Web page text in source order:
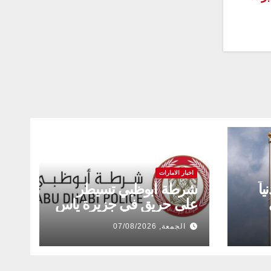
11 مدنياً
اخبار الامارات
شرطة أبوظبي تسيطر
على حريق في جزيرة ياس
الجمعة, 07/08/2026